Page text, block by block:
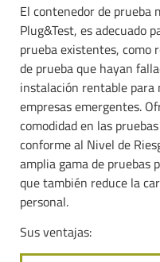
El contenedor de prueba
Plug&Test, es adecuado
prueba existentes, como
de prueba que hayan
instalación rentable para
empresas emergentes.
comodidad en las
conforme al Nivel de
amplia gama de pruebas
que también reduce la
personal.
Sus ventajas: